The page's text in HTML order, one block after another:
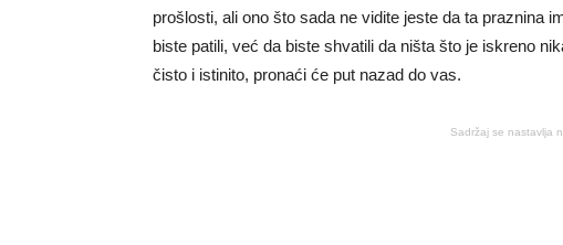
prošlosti, ali ono što sada ne vidite jeste da ta praznina
biste patili, već da biste shvatili da ništa što je iskreno
čisto i istinito, pronaći će put nazad do vas.
Sadržaj se nastavlja